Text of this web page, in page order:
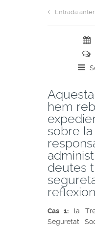
Entrada
hem
sobre la
deutes
Cas 1: la
Seguretat